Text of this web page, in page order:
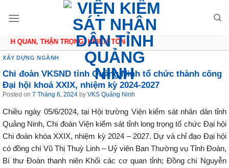
QUAN, THẬN TRỌNG, KHIÊM TỐN
XÂY DỰNG NGÀNH
Chi đoàn VKSND tỉnh Quảng Ninh tổ chức thành công
Đại hội khoá XXIX, nhiệm kỳ 2024-2027
Posted on 7 Tháng 6, 2024 by VKS Quảng Ninh
Chiều ngày 05/6/2024, tại Hội trường Viện kiểm sát nhân dân tỉnh
Quảng Ninh, Chi đoàn Viện kiểm sát tỉnh long trọng tổ chức Đại hội
Chi đoàn khóa XXIX, nhiệm kỳ 2024 – 2027. Dự và chỉ đạo Đại hội
có đồng chí Vũ Thị Thuỳ Linh – Uỷ viên Ban Thường vụ Tỉnh Đoàn,
Bí thư Đoàn thanh niên Khối các cơ quan tỉnh; Đồng chí Nguyễn